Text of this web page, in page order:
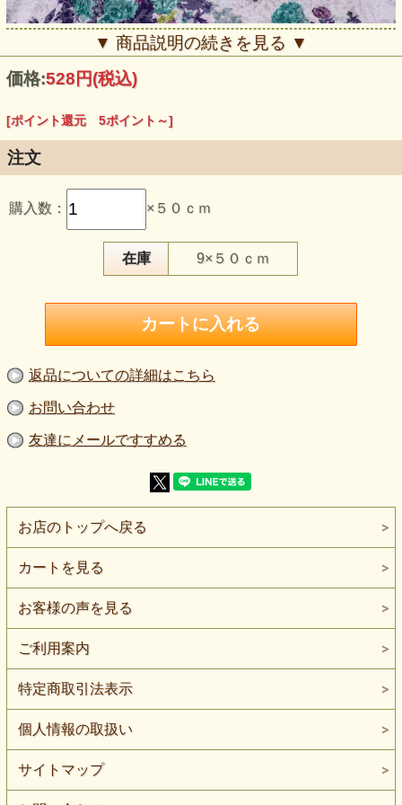
この生地のおすすめポイント
・ターコイズグリーン、紫、赤紫などを重ねた、深みのある
多色フラワープリントです。
・大小の花束が生地全体へ流れるように配置され、広い面に
も表情が生まれます。
・オパール加工による透ける部分と残る部分が、柄へ複雑な
・薄手寄りで伸びがあり、重ね着や透け袖、軽い羽織りなど
に向いています。
・約148cm巾があり、レイヤードウェアや衣装へ柄を広く見
せやすい規格です。
【品 番】p2067
【商品名】フラワープリントオパールニット生地 花束柄 グ
リーン・紫系《値下げ》
【価 格】480円＋消費税
【割引率】40％OFF
【素 材】綿：80％、ポリエステル：20％
【販売単位】50cm単位になります。
【生地の厚さ】薄手～やや薄手
【加 工】オパール加工による部分的な透け感があります
【ボタンの大きさ】比較用ボタン直径は約2cmです。
淡いグレイラベンダー系の地へ、ターコイズグリーン、紫、
赤紫、黄緑などの花や葉を重ねた、フラワープリントオパー
ルニットです。
一輪花を規則的に並べた柄ではなく、大小の花束が生地の上
を流れるように配置されています。
ターコイズ系の花は明るさを、紫や赤紫の花は深みを加えて
います。
ところどころへ入る黄緑や暗色の輪郭が、多色の花をぼんや
りさせず、柄全体を引き締めています。
な生地です。
透ける部分では柄が淡く軽く見え、生地が重なる部分では紫
やグリーンの色が深まり、同じ花柄の中へ濃淡が生まれま
す。
▼ 商品説明の続きを見る ▼
価格:528円(税込)
[ポイント還元 5ポイント～]
注文
購入数： ×５０ｃｍ
在庫 9×５０ｃｍ
返品についての詳細はこちら
お問い合わせ
友達にメールですすめる
お店のトップへ戻る
カートを見る
お客様の声を見る
ご利用案内
特定商取引法表示
個人情報の取扱い
サイトマップ